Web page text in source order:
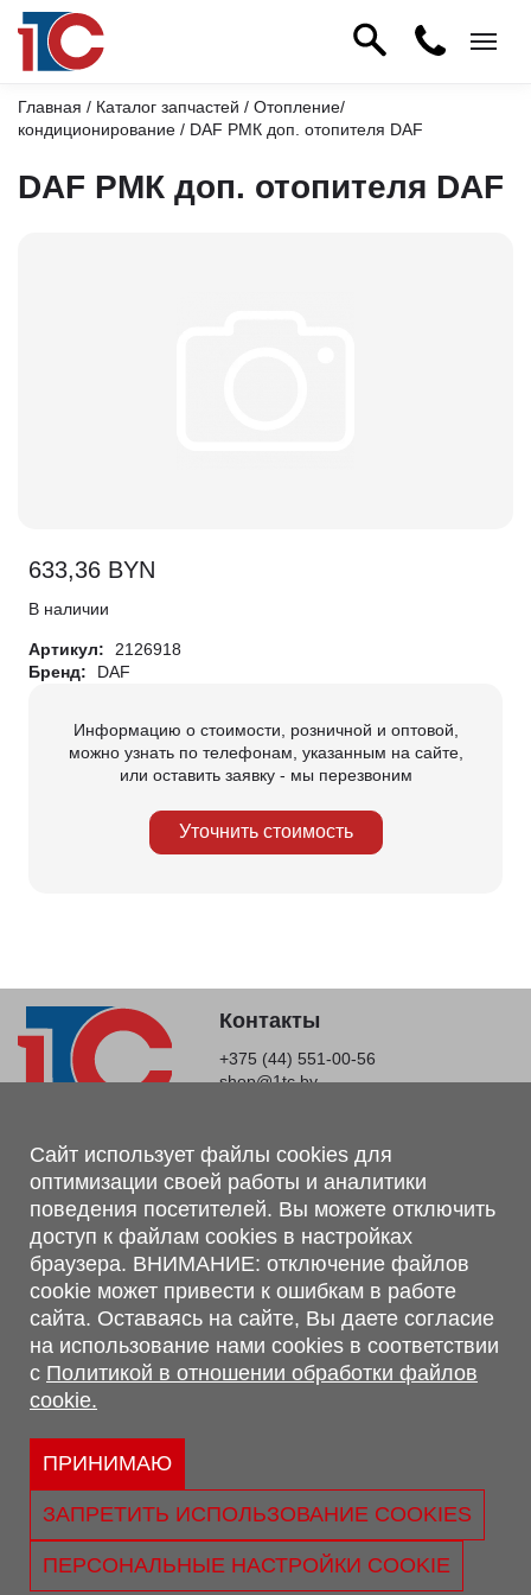
Главная / Каталог запчастей / Отопление/
кондиционирование / DAF РМК доп. отопителя DAF
DAF РМК доп. отопителя DAF
633,36 BYN
В наличии
Артикул:
2126918
Бренд:
DAF
Информацию о стоимости, розничной и оптовой,
можно узнать по телефонам, указанным на сайте,
или оставить заявку - мы перезвоним
Уточнить стоимость
Контакты
+375 (44) 551-00-56
shop@1tc.by
Магазин, склад
г. Минск, Минский р-н, п. Привольный, ул. Мира, 20А,
223062
г. Брест, ул. Лейтенанта Рябцева, 108 В, 224701
Обращаем Ваше внимание, что вся предоставленная на сайте
информация, касающаяся комплектаций, технических
характеристик, цветовых сочетаний, а также стоимости и
сервисного обслуживания носит информационный характер и
не является публичной офертой, определяемой п.2 ст.407
Гражданского кодекса Республики Беларусь.
Политика обработки персональных данных
Политикой в отношении обработки файлов cookie.
Свидетельство о регистрации №290667530 выдано 02.02.2009
г. Администрацией Ленинского р-на г. Бреста
Сайт использует файлы cookies для
оптимизации своей работы и аналитики
поведения посетителей. Вы можете отключить
доступ к файлам cookies в настройках
браузера. ВНИМАНИЕ: отключение файлов
cookie может привести к ошибкам в работе
сайта. Оставаясь на сайте, Вы даете согласие
на использование нами cookies в соответствии
с Политикой в отношении обработки файлов
cookie.
ПРИНИМАЮ
ЗАПРЕТИТЬ ИСПОЛЬЗОВАНИЕ COOKIES
ПЕРСОНАЛЬНЫЕ НАСТРОЙКИ COOKIE